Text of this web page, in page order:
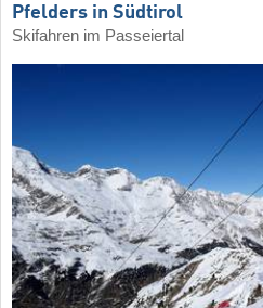
Pfelders in Südtirol
Skifahren im Passeiertal